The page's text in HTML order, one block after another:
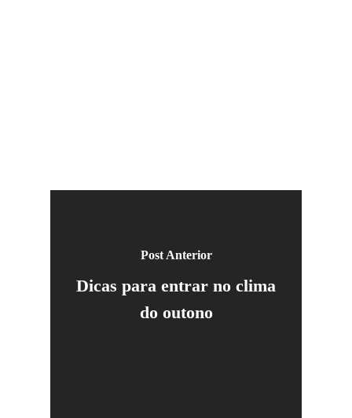
Post Anterior
Dicas para entrar no clima
do outono